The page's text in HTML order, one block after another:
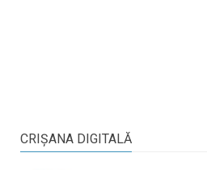
CRIŞANA DIGITALĂ